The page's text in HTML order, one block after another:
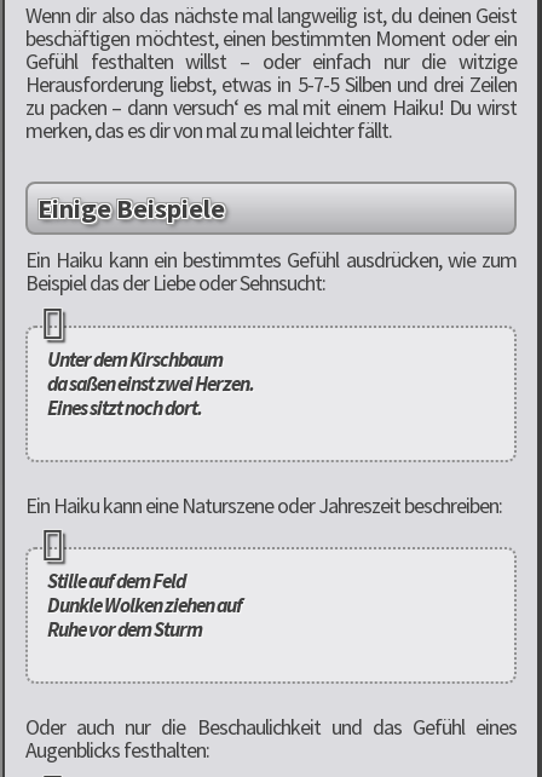
Wenn dir also das nächste mal langweilig ist, du deinen Geist
beschäftigen möchtest, einen bestimmten Moment oder ein
Gefühl festhalten willst – oder einfach nur die witzige
Herausforderung liebst, etwas in 5-7-5 Silben und drei Zeilen
zu packen – dann versuch‘ es mal mit einem Haiku! Du wirst
merken, das es dir von mal zu mal leichter fällt.
Einige Beispiele
Ein Haiku kann ein bestimmtes Gefühl ausdrücken, wie zum
Beispiel das der Liebe oder Sehnsucht:
Unter dem Kirschbaum
da saßen einst zwei Herzen.
Eines sitzt noch dort.
Ein Haiku kann eine Naturszene oder Jahreszeit beschreiben:
Stille auf dem Feld
Dunkle Wolken ziehen auf
Ruhe vor dem Sturm
Oder auch nur die Beschaulichkeit und das Gefühl eines
Augenblicks festhalten: